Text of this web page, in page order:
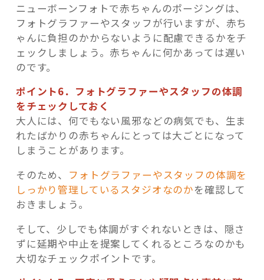
ニューボーンフォトで赤ちゃんのポージングは、
フォトグラファーやスタッフが行いますが、赤ち
ゃんに負担のかからないように配慮できるかをチ
ェックしましょう。赤ちゃんに何かあっては遅い
のです。
ポイント6．フォトグラファーやスタッフの体調
をチェックしておく
大人には、何でもない風邪などの病気でも、生ま
れたばかりの赤ちゃんにとっては大ごとになって
しまうことがあります。
そのため、 フォトグラファーやスタッフの体調を
しっかり管理しているスタジオなのかを確認して
おきましょう。
そして、少しでも体調がすぐれないときは、隠さ
ずに延期や中止を提案してくれるところなのかも
大切なチェックポイントです。